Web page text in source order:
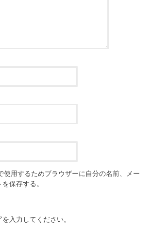
使用するためブラウザーに自分の名前、メー
保存する。
入力してください。